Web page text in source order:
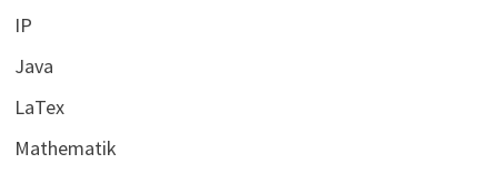
IP
Java
LaTex
Mathematik